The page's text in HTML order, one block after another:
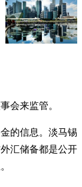
会来监管。
的信息。淡马锡
汇储备都是公开